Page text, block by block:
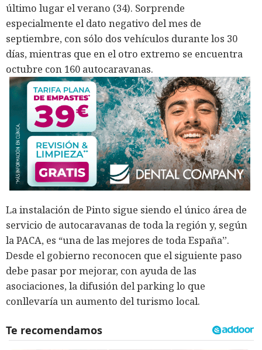
último lugar el verano (34). Sorprende
especialmente el dato negativo del mes de
septiembre, con sólo dos vehículos durante los 30
días, mientras que en el otro extremo se encuentra
octubre con 160 autocaravanas.
La instalación de Pinto sigue siendo el único área de
servicio de autocaravanas de toda la región y, según
la PACA, es “una de las mejores de toda España”.
Desde el gobierno reconocen que el siguiente paso
debe pasar por mejorar, con ayuda de las
asociaciones, la difusión del parking lo que
conllevaría un aumento del turismo local.